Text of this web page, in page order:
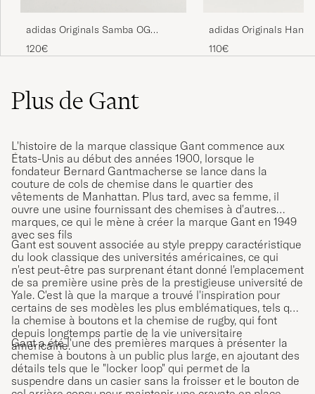
adidas Originals Samba OG
Sneaker Dark Brown/Beige
120€
adidas Originals
Sneaker Maroon/White
110€
Plus de Gant
L'histoire de la marque classique Gant commence aux
États-Unis au début des années 1900, lorsque le
fondateur Bernard Gantmacherse se lance dans la
couture de cols de chemise dans le quartier des
vêtements de Manhattan. Plus tard, avec sa femme, il
ouvre une usine fournissant des chemises à d'autres
marques, ce qui le mène à créer la marque Gant en 1949
avec ses fils
Gant est souvent associée au style preppy caractéristique
du look classique des universités américaines, ce qui
n'est peut-être pas surprenant étant donné l'emplacement
de sa première usine près de la prestigieuse université de
Yale. C'est là que la marque a trouvé l'inspiration pour
certains de ses modèles les plus emblématiques, tels que
la chemise à boutons et la chemise de rugby, qui font
depuis longtemps partie de la vie universitaire
américaine.
Gant a été l'une des premières marques à présenter la
chemise à boutons à un public plus large, en ajoutant des
détails tels que le "locker loop" qui permet de la
suspendre dans un casier sans la froisser et le bouton de